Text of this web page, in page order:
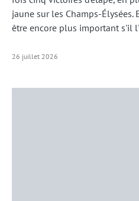
jaune sur les Champs-
être encore plus important s'il
26 juillet 2026